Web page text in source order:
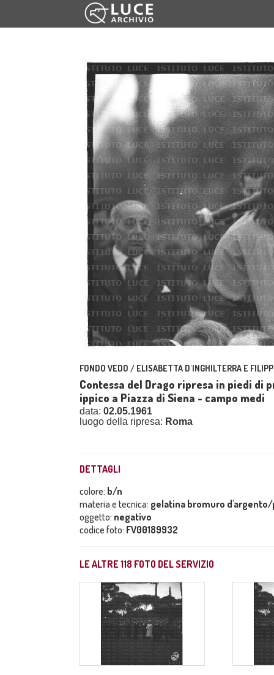
FONDO VEDO / ELISABETTA D'INGHILTERRA E
Contessa del Drago ripresa in piedi di
ippico a Piazza di Siena - campo medi
data: 02.05.1961
luogo della ripresa: Roma
DETTAGLI
colore: b/n
materia e tecnica: gelatina bromuro
oggetto: negativo
codice foto: FV00189932
LE ALTRE118 FOTO DEL SERVIZIO